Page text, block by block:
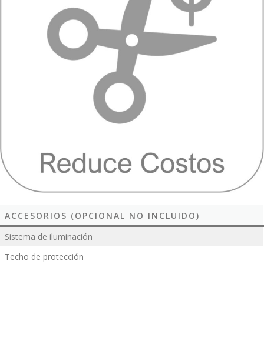
ACCESORIOS (OPCIONAL NO INCLUIDO)
Sistema de iluminación
Techo de protección